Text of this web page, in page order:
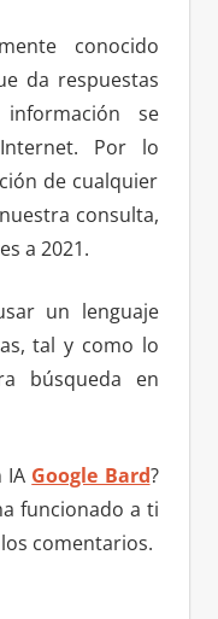
conocido
da respuestas
se
Por lo
de cualquier
consulta,
a 2021.
un lenguaje
tal y como lo
búsqueda en
IA Google Bard?
funcionado a ti
comentarios.